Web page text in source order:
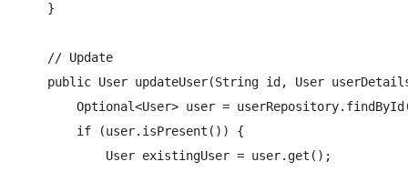
    }
    // Update
public User updateUser(String id, User
Optional<User> user =
        if (user.isPresent()) {
            User existingUser = user.get();